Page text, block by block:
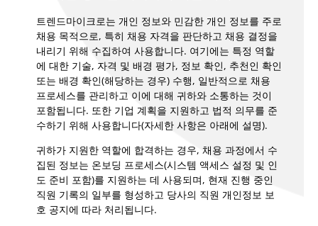
트렌드마이크로는 개인 정보와 민감한 개인 정보를 주로
채용 목적으로, 특히 채용 자격을 판단하고 채용 결정을
내리기 위해 수집하여 사용합니다. 여기에는 특정 역할
에 대한 기술, 자격 및 배경 평가, 정보 확인, 추천인 확인
또는 배경 확인(해당하는 경우) 수행, 일반적으로 채용
프로세스를 관리하고 이에 대해 귀하와 소통하는 것이
포함됩니다. 또한 기업 계획을 지원하고 법적 의무를 준
수하기 위해 사용합니다(자세한 사항은 아래에 설명).
귀하가 지원한 역할에 합격하는 경우, 채용 과정에서 수
집된 정보는 온보딩 프로세스(시스템 액세스 설정 및 인
도 준비 포함)를 지원하는 데 사용되며, 현재 진행 중인
직원 기록의 일부를 형성하고 당사의 직원 개인정보 보
호 공지에 따라 처리됩니다.